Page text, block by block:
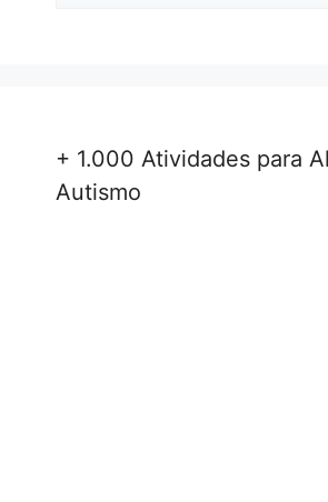
+ 1.000 Atividades para
Autismo